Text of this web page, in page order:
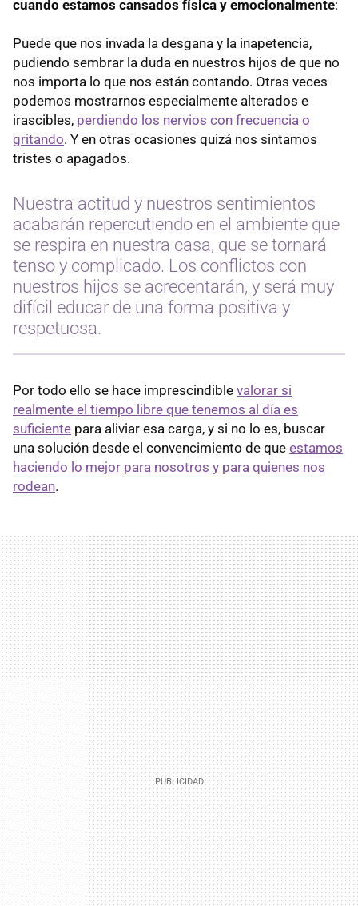
cuando estamos cansados física y emocionalmente:
Puede que nos invada la desgana y la inapetencia,
pudiendo sembrar la duda en nuestros hijos de que no
nos importa lo que nos están contando. Otras veces
podemos mostrarnos especialmente alterados e
irascibles, perdiendo los nervios con frecuencia o
gritando. Y en otras ocasiones quizá nos sintamos
tristes o apagados.
Nuestra actitud y nuestros sentimientos
acabarán repercutiendo en el ambiente que
se respira en nuestra casa, que se tornará
tenso y complicado. Los conflictos con
nuestros hijos se acrecentarán, y será muy
difícil educar de una forma positiva y
respetuosa.
Por todo ello se hace imprescindible valorar si
realmente el tiempo libre que tenemos al día es
suficiente para aliviar esa carga, y si no lo es, buscar
una solución desde el convencimiento de que estamos
haciendo lo mejor para nosotros y para quienes nos
rodean.